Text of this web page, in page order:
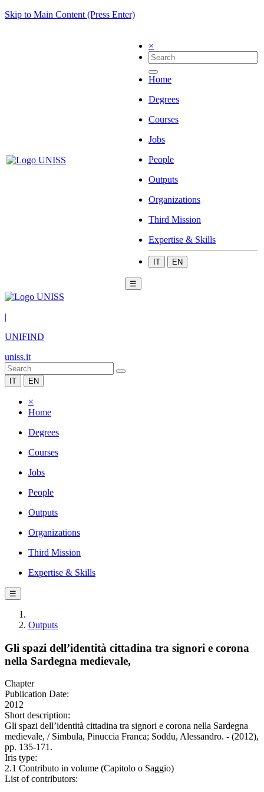
Skip to Main Content (Press Enter)
×
Home
Degrees
Courses
Jobs
People
Outputs
Organizations
Third Mission
Expertise & Skills
IT EN
☰
|
UNIFIND
uniss.it
IT EN
×
Home
Degrees
Courses
Jobs
People
Outputs
Organizations
Third Mission
Expertise & Skills
☰
Outputs
Gli spazi dell’identità cittadina tra signori e corona
nella Sardegna medievale,
Chapter
Publication Date:
2012
Short description:
Gli spazi dell’identità cittadina tra signori e corona nella Sardegna
medievale, / Simbula, Pinuccia Franca; Soddu, Alessandro. - (2012),
pp. 135-171.
Iris type:
2.1 Contributo in volume (Capitolo o Saggio)
List of contributors: